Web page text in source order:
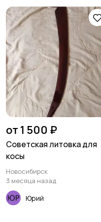
от 1 500 ₽
Советская литовка для
косы
Новосибирск
3 месяца назад
Юрий